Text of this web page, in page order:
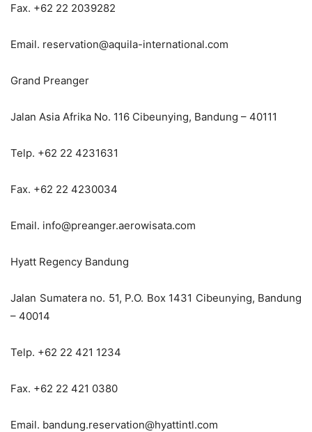
Fax. +62 22 2039282
Email. reservation@aquila-international.com
Grand Preanger
Jalan Asia Afrika No. 116 Cibeunying, Bandung – 40111
Telp. +62 22 4231631
Fax. +62 22 4230034
Email. info@preanger.aerowisata.com
Hyatt Regency Bandung
Jalan Sumatera no. 51, P.O. Box 1431 Cibeunying, Bandung
– 40014
Telp. +62 22 421 1234
Fax. +62 22 421 0380
Email. bandung.reservation@hyattintl.com